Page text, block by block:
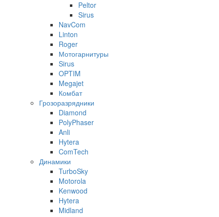
Peltor
Sirus
NavCom
Linton
Roger
Мотогарнитуры
Sirus
OPTIM
Megajet
Комбат
Грозоразрядники
Diamond
PolyPhaser
Anli
Hytera
ComTech
Динамики
TurboSky
Motorola
Kenwood
Hytera
Midland